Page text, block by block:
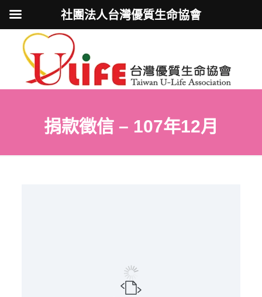
捐款徵信 – 107年12月
社團法人台灣優質生命協會